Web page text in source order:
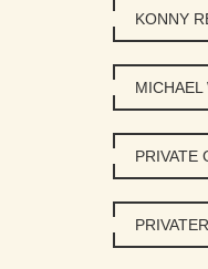
KONNY
MICHAEL
PRIVATE